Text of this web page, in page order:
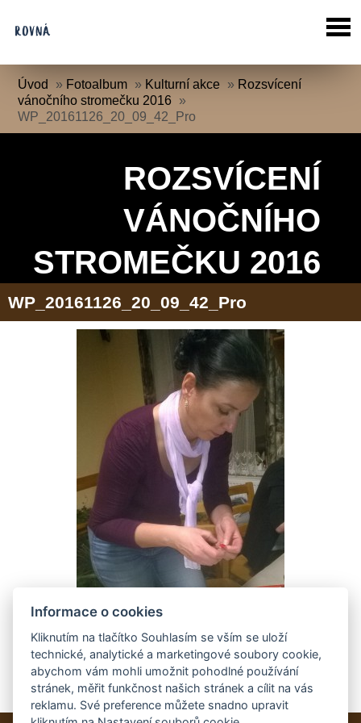
Úvod » Fotoalbum » Kulturní akce » Rozsvícení
vánočního stromečku 2016 »
WP_20161126_20_09_42_Pro
ROZSVÍCENÍ
VÁNOČNÍHO
STROMEČKU 2016
WP_20161126_20_09_42_Pro
Informace o cookies
Kliknutím na tlačítko Souhlasím se vším se uloží
technické, analytické a marketingové soubory cookie,
abychom vám mohli umožnit pohodlné používání
stránek, měřit funkčnost našich stránek a cílit na vás
reklamu. Své preference můžete snadno upravit